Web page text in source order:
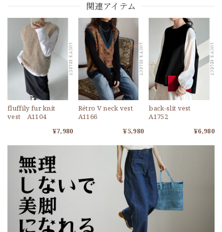
関連アイテム
fluffily fur knit
vest A1104
¥7,980
Rétro V neck vest
A1166
¥5,980
back-slit vest
A1752
¥6,980